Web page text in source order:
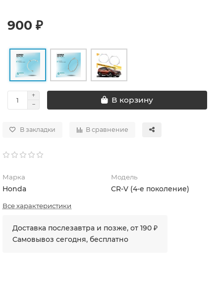
900 ₽
В корзину
В закладки В сравнение
Марка
Honda
Модель
CR-V (4-е поколение)
Все характеристики
Доставка послезавтра и позже, от 190 ₽
Самовывоз сегодня, бесплатно